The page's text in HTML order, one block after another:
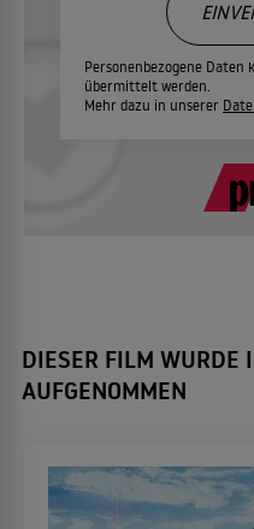
Personenbezogene
übermittelt werden.
Mehr dazu in unserer
DIESER FILM WURDE
AUFGENOMMEN